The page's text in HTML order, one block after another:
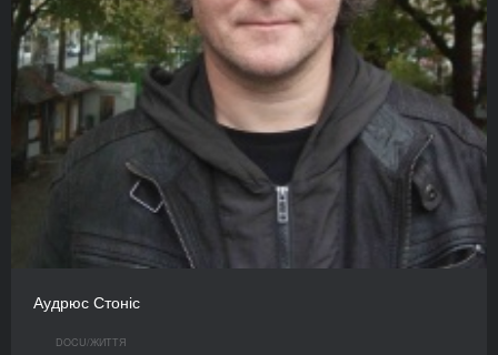
Аудрюс Стоніс
DOCU/ЖИТТЯ